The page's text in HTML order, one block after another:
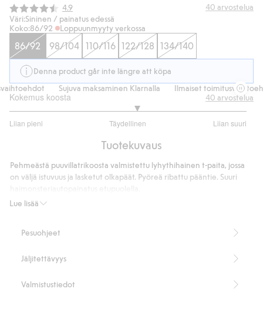
Keskimääräinen luokitus:
4.9 40 arvostelua
Väri:Sininen / painatus edessä
Koko:86/92 Loppuunmyyty verkossa
86/92 98/104 110/116 122/128 134/140
Denna product går inte längre att köpa
Sujuva maksaminen Klarnalla Ilmaiset
Kokemus koosta
Liian pieni Täydellinen Liian suuri
/
ääneen
40 arvostelua
Tuotekuvaus
Lue lisää
Pehmeästä puuvillatrikoosta valmistettu lyhythihainen t-paita, jossa
on väljä istuvuus ja lasketut olkapäät. Pyöreä ribattu pääntie. Suuri
Tuotenumero
Pesuohjeet
Jäljitettävyys
Valmistustiedot